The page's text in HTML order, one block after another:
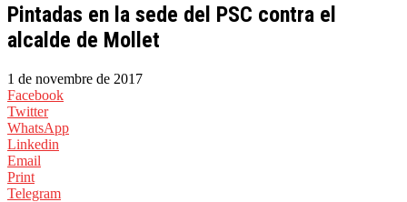
Pintadas en la sede del PSC contra el
alcalde de Mollet
1 de novembre de 2017
Facebook
Twitter
WhatsApp
Linkedin
Email
Print
Telegram